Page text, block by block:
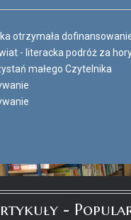
otrzymała
- literacka podróż za
małego Czytelnika
-